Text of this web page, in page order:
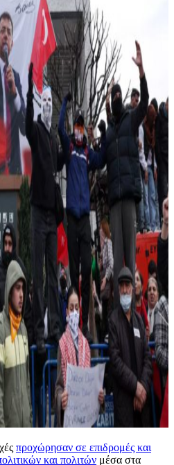
προχώρησαν σε επιδρομές και
και πολιτών μέσα στα